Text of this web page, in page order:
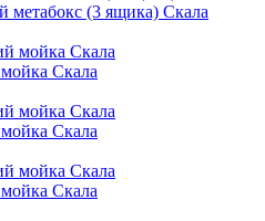
(3 ящика) Скала
Скала
Скала
Скала